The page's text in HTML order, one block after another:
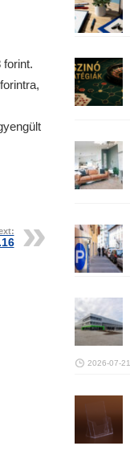
forint.
2026-07-21